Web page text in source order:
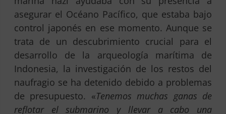
asegurar el Océano Pacífico, que estaba bajo
control japonés en ese momento. Aunque se
trata de un descubrimiento crucial para el
desarrollo de la arqueología marítima de
Indonesia, la investigación de los restos del
naufragio se ha detenido debido a problemas
de presupuesto. «Tenemos muchas ganas de
reflotar el submarino y llevar a cabo una